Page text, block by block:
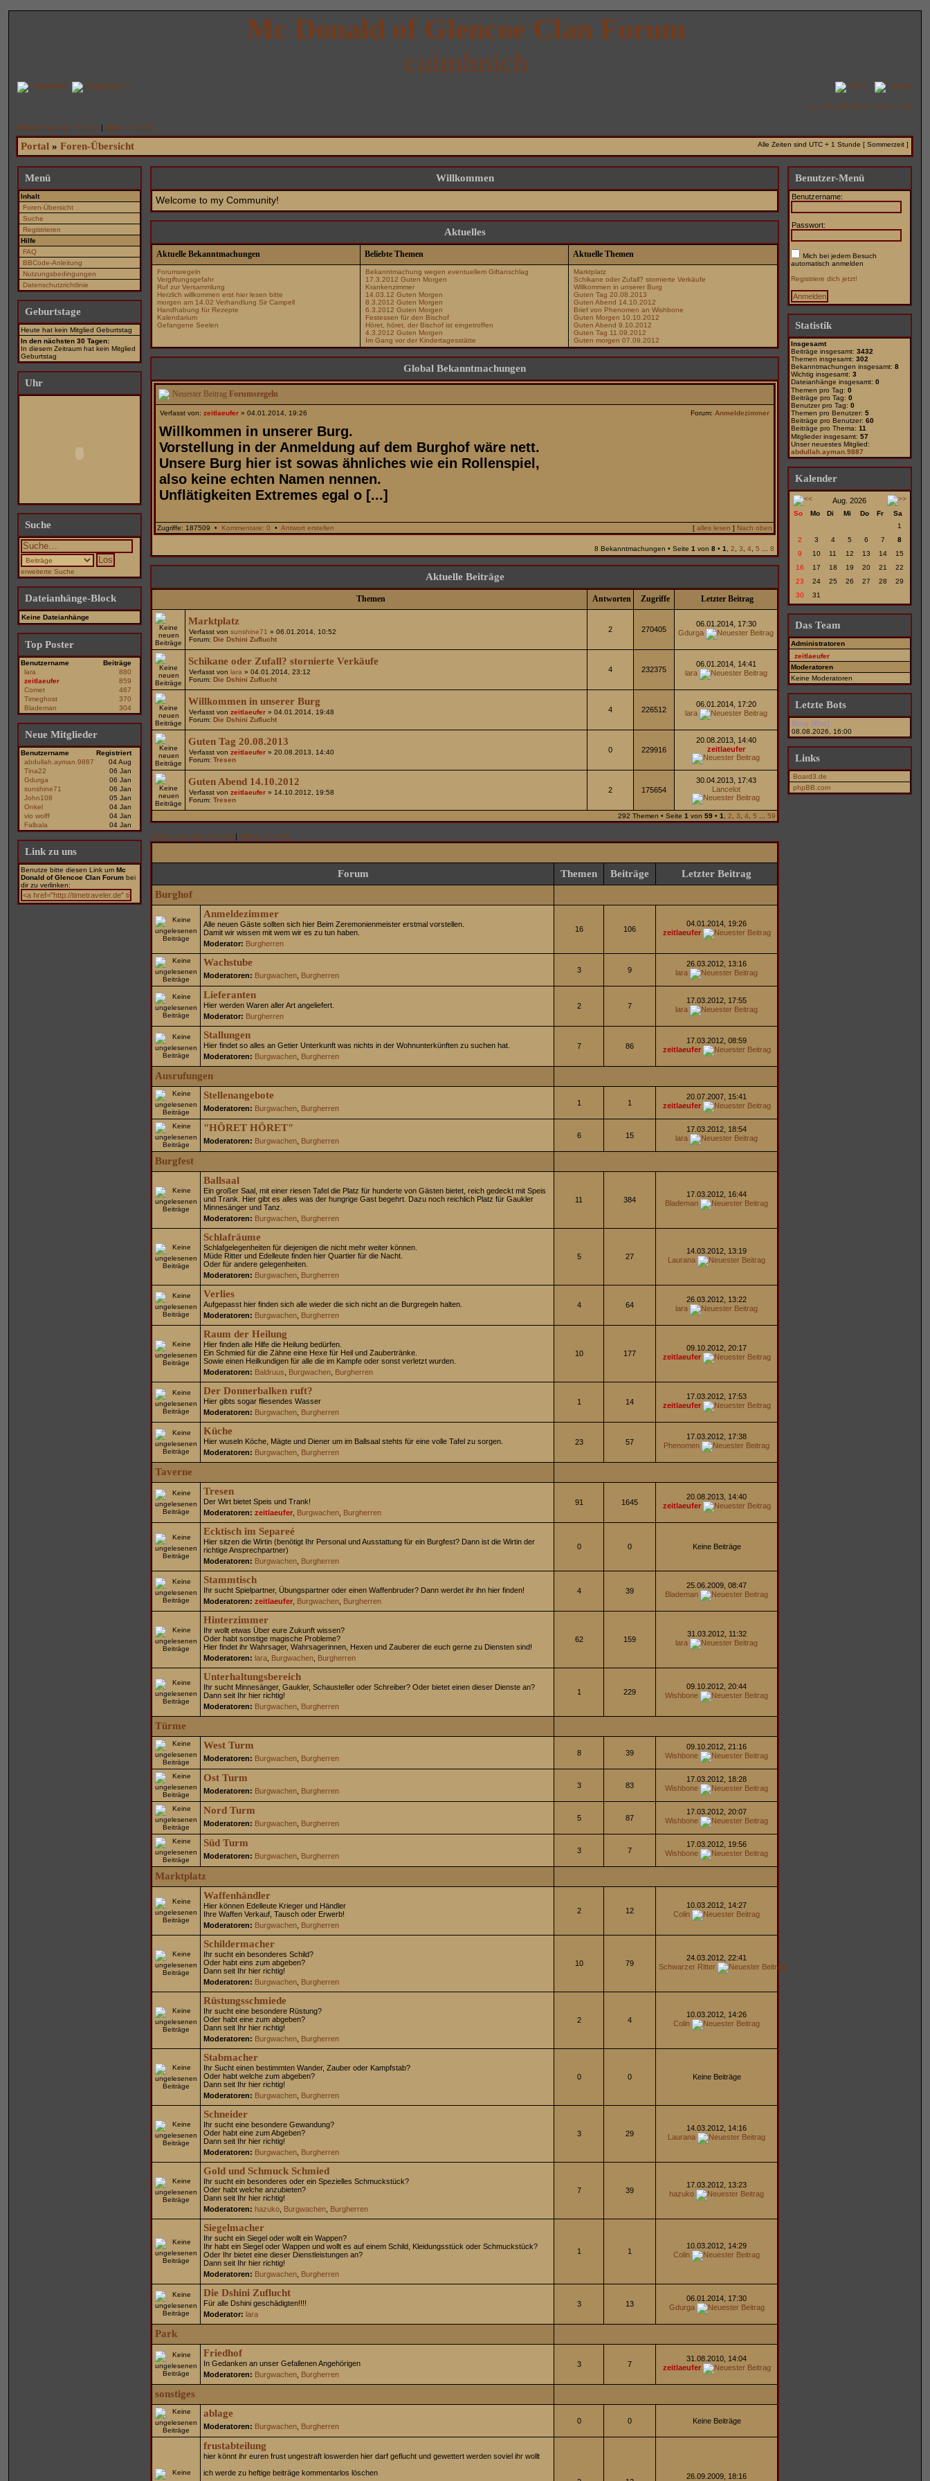
Mc Donald of Glencoe Clan Forum
cuimhnich
Anmelden Registrieren FAQ Suche
Aktuelle Zeit: 08.08.2026, 17:26
Unbeantwortete Themen | Aktive Themen
Portal »Foren-Übersicht Alle Zeiten sind UTC + 1 Stunde [ Sommerzeit ]
Menü
Inhalt
Foren-Übersicht
Suche
Registrieren
Hilfe
FAQ
BBCode-Anleitung
Nutzungsbedingungen
Datenschutzrichtlinie
Geburtstage
Heute hat kein Mitglied Geburtstag
In den nächsten 30 Tagen:
In diesem Zeitraum hat kein Mitglied
Geburtstag
Uhr
Suche
erweiterte Suche
Dateianhänge-Block
Keine Dateianhänge
Top Poster
Benutzername
Beiträge
lara
880
zeitlaeufer
859
Comet
467
Timeghost
370
Blademan
304
Neue Mitglieder
Benutzername
Registriert
abdullah.ayman.9887
04 Aug
Tina22
06 Jan
Gdurga
06 Jan
sunshine71
06 Jan
John108
05 Jan
Onkel
04 Jan
vio wolff
04 Jan
Falbala
04 Jan
Link zu uns
Benutze bitte diesen Link umMc
Donald of Glencoe Clan Forum bei
dir zu verlinken:
Willkommen
Welcome to my Community!
Aktuelles
Aktuelle Bekanntmachungen Beliebte Themen Aktuelle Themen
Forumsregeln
Vergiftungsgefahr
Ruf zur Versammlung
Herzlich willkommen erst hier lesen bitte
morgen am 14.02 Verhandlung Sir Campell
Handhabung für Rezepte
Kalendarium
Gefangene Seelen
Bekanntmachung wegen eventuellem Giftanschlag
17.3.2012 Guten Morgen
Krankenzimmer
14.03.12 Guten Morgen
8.3.2012 Guten Morgen
6.3.2012 Guten Morgen
Festessen für den Bischof
Höret, höret, der Bischof ist eingetroffen
4.3.2012 Guten Morgen
Im Gang vor der Kindertagesstätte
Marktplatz
Schikane oder Zufall? stornierte Verkäufe
Willkommen in unserer Burg
Guten Tag 20.08.2013
Guten Abend 14.10.2012
Brief von Phenomen an Wishbone
Guten Morgen 10.10.2012
Guten Abend 9.10.2012
Guten Tag 11.09.2012
Guten morgen 07.09.2012
Global Bekanntmachungen
Forumsregeln
Verfasst von:zeitlaeufer » 04.01.2014, 19:26 Forum: Anmeldezimmer
Willkommen in unserer Burg.
Vorstellung in der Anmeldung auf dem Burghof wäre nett.
Unsere Burg hier ist sowas ähnliches wie ein Rollenspiel,
also keine echten Namen nennen.
Unflätigkeiten Extremes egal o [...]
Zugriffe: 187509 • Kommentare: 0 •Antwort erstellen [alles lesen ] Nach oben
8 Bekanntmachungen • Seite1 von8 •1 ,2 ,3 ,4 ,5 ...8
Aktuelle Beiträge
Themen Antworten Zugriffe Letzter Beitrag
Marktplatz
Verfasst vonsunshine71 » 06.01.2014, 10:52
Forum:Die Dshini Zuflucht
2 270405
06.01.2014, 17:30
Gdurga
Schikane oder Zufall? stornierte Verkäufe
Verfasst vonlara » 04.01.2014, 23:12
Forum:Die Dshini Zuflucht
4 232375
06.01.2014, 14:41
lara
Willkommen in unserer Burg
Verfasst vonzeitlaeufer » 04.01.2014, 19:48
Forum:Die Dshini Zuflucht
4 226512
06.01.2014, 17:20
lara
Guten Tag 20.08.2013
Verfasst vonzeitlaeufer » 20.08.2013, 14:40
Forum:Tresen
0 229916
20.08.2013, 14:40
zeitlaeufer
Guten Abend 14.10.2012
Verfasst vonzeitlaeufer » 14.10.2012, 19:58
Forum:Tresen
2 175654
30.04.2013, 17:43
Lancelot
292 Themen • Seite1 von59 •1 2 ,3 ,4 ,5 ...59
Unbeantwortete Themen | Aktive Themen
Forum Themen Beiträge
Letzter Beitrag
Burghof
Anmeldezimmer
Alle neuen Gäste sollten sich hier Beim Zeremonienmeister erstmal vorstellen.
Damit wir wissen mit wem wir es zu tun haben.
Moderator: Burgherren
16 106
04.01.2014, 19:26
zeitlaeufer
Wachstube
Moderatoren: Burgwachen Burgherren
3 9
26.03.2012, 13:16
lara
Lieferanten
Hier werden Waren aller Art angeliefert.
Moderator: Burgherren
2 7
17.03.2012, 17:55
lara
Stallungen
Hier findet so alles an Getier Unterkunft was nichts in der Wohnunterkünften zu suchen hat.
Moderatoren: Burgwachen Burgherren
7 86
17.03.2012, 08:59
zeitlaeufer
Ausrufungen
Stellenangebote
Moderatoren: Burgwachen Burgherren
1 1
20.07.2007, 15:41
zeitlaeufer
"HÖRET HÖRET"
Moderatoren: Burgwachen Burgherren
6 15
17.03.2012, 18:54
lara
Burgfest
Ballsaal
Ein großer Saal, mit einer riesen Tafel die Platz für hunderte von Gästen bietet, reich gedeckt mit Speis
und Trank. Hier gibt es alles was der hungrige Gast begehrt. Dazu noch reichlich Platz für Gaukler
Minnesänger und Tanz.
Moderatoren: Burgwachen Burgherren
11 384
17.03.2012, 16:44
Blademan
Schlafräume
Schlafgelegenheiten für diejenigen die nicht mehr weiter können.
Müde Ritter und Edelleute finden hier Quartier für die Nacht.
Oder für andere gelegenheiten.
Moderatoren: Burgwachen Burgherren
5 27
14.03.2012, 13:19
Laurana
Verlies
Aufgepasst hier finden sich alle wieder die sich nicht an die Burgregeln halten.
Moderatoren: Burgwachen Burgherren
4 64
26.03.2012, 13:22
lara
Raum der Heilung
Hier finden alle Hilfe die Heilung bedürfen.
Ein Schmied für die Zähne eine Hexe für Heil und Zaubertränke.
Sowie einen Heilkundigen für alle die im Kampfe oder sonst verletzt wurden.
Moderatoren: Baldruus Burgwachen Burgherren
10 177
09.10.2012, 20:17
zeitlaeufer
Der Donnerbalken ruft?
Hier gibts sogar fliesendes Wasser
Moderatoren: Burgwachen Burgherren
1 14
17.03.2012, 17:53
zeitlaeufer
Küche
Hier wuseln Köche, Mägte und Diener um im Ballsaal stehts für eine volle Tafel zu sorgen.
Moderatoren: Burgwachen Burgherren
23 57
17.03.2012, 17:38
Phenomen
Taverne
Tresen
Der Wirt bietet Speis und Trank!
Moderatoren: zeitlaeufer Burgwachen Burgherren
91 1645
20.08.2013, 14:40
zeitlaeufer
Ecktisch im Separeé
Hier sitzen die Wirtin (benötigt Ihr Personal und Ausstattung für ein Burgfest? Dann ist die Wirtin der
richtige Ansprechpartner)
Moderatoren: Burgwachen Burgherren
0 0 Keine Beiträge
Stammtisch
Ihr sucht Spielpartner, Übungspartner oder einen Waffenbruder? Dann werdet ihr ihn hier finden!
Moderatoren: zeitlaeufer Burgwachen Burgherren
4 39
25.06.2009, 08:47
Blademan
Hinterzimmer
Ihr wollt etwas Über eure Zukunft wissen?
Oder habt sonstige magische Probleme?
Hier findet ihr Wahrsager, Wahrsagerinnen, Hexen und Zauberer die euch gerne zu Diensten sind!
Moderatoren: lara Burgwachen Burgherren
62 159
31.03.2012, 11:32
lara
Unterhaltungsbereich
Ihr sucht Minnesänger, Gaukler, Schausteller oder Schreiber? Oder bietet einen dieser Dienste an?
Dann seit Ihr hier richtig!
Moderatoren: Burgwachen Burgherren
1 229
09.10.2012, 20:44
Wishbone
Türme
West Turm
Moderatoren: Burgwachen Burgherren
8 39
09.10.2012, 21:16
Wishbone
Ost Turm
Moderatoren: Burgwachen Burgherren
3 83
17.03.2012, 18:28
Wishbone
Nord Turm
Moderatoren: Burgwachen Burgherren
5 87
17.03.2012, 20:07
Wishbone
Süd Turm
Moderatoren: Burgwachen Burgherren
3 7
17.03.2012, 19:56
Wishbone
Marktplatz
Waffenhändler
Hier können Edelleute Krieger und Händler
Ihre Waffen Verkauf, Tausch oder Erwerb!
Moderatoren: Burgwachen Burgherren
2 12
10.03.2012, 14:27
Colin
Schildermacher
Ihr sucht ein besonderes Schild?
Oder habt eins zum abgeben?
Dann seit Ihr hier richtig!
Moderatoren: Burgwachen Burgherren
10 79
24.03.2012, 22:41
Schwarzer Ritter
Rüstungsschmiede
Ihr sucht eine besondere Rüstung?
Oder habt eine zum abgeben?
Dann seit Ihr hier richtig!
Moderatoren: Burgwachen Burgherren
2 4
10.03.2012, 14:26
Colin
Stabmacher
Ihr Sucht einen bestimmten Wander, Zauber oder Kampfstab?
Oder habt welche zum abgeben?
Dann seit Ihr hier richtig!
Moderatoren: Burgwachen Burgherren
0 0 Keine Beiträge
Schneider
Ihr sucht eine besondere Gewandung?
Oder habt eine zum Abgeben?
Dann seit Ihr hier richtig!
Moderatoren: Burgwachen Burgherren
3 29
14.03.2012, 14:16
Laurana
Gold und Schmuck Schmied
Ihr sucht ein besonderes oder ein Spezielles Schmuckstück?
Oder habt welche anzubieten?
Dann seit Ihr hier richtig!
Moderatoren: hazuko Burgwachen Burgherren
7 39
17.03.2012, 13:23
hazuko
Siegelmacher
Ihr sucht ein Siegel oder wollt ein Wappen?
Ihr habt ein Siegel oder Wappen und wollt es auf einem Schild, Kleidungsstück oder Schmuckstück?
Oder Ihr bietet eine dieser Dienstleistungen an?
Dann seit Ihr hier richtig!
Moderatoren: Burgwachen Burgherren
1 1
10.03.2012, 14:29
Colin
Die Dshini Zuflucht
Für alle Dshini geschädigten!!!!
Moderator: lara
3 13
06.01.2014, 17:30
Gdurga
Park
Friedhof
In Gedanken an unser Gefallenen Angehörigen
Moderatoren: Burgwachen Burgherren
3 7
31.08.2010, 14:04
zeitlaeufer
sonstiges
ablage
Moderatoren: Burgwachen Burgherren
0 0 Keine Beiträge
frustabteilung
hier könnt ihr euren frust ungestraft loswerden hier darf geflucht und gewettert werden soviel ihr wollt
ich werde zu heftige beiträge kommentarlos löschen
26.09.2009, 18:16
Benutzer-Menü
Benutzername:
Passwort:
Mich bei jedem Besuch
automatisch anmelden
Registriere dich jetzt!
Statistik
Insgesamt
Beiträge insgesamt:3432
Themen insgesamt:302
Bekanntmachungen insgesamt:8
Wichtig insgesamt:3
Dateianhänge insgesamt:0
Themen pro Tag:0
Beiträge pro Tag:0
Benutzer pro Tag:0
Themen pro Benutzer:5
Beiträge pro Benutzer:60
Beiträge pro Thema:11
Mitglieder insgesamt:57
Unser neuestes Mitglied:
abdullah.ayman.9887
Kalender
Aug. 2026
So Mo Di Mi Do Fr
Sa
1
2
3 4 5 6 7
8
9
10 11 12 13 14
15
16
17 18 19 20 21
22
23
24 25 26 27 28
29
30
31
Das Team
Administratoren
zeitlaeufer
Moderatoren
Keine Moderatoren
Letzte Bots
Bing [Bot]
08.08.2026, 16:00
Links
Board3.de
phpBB.com